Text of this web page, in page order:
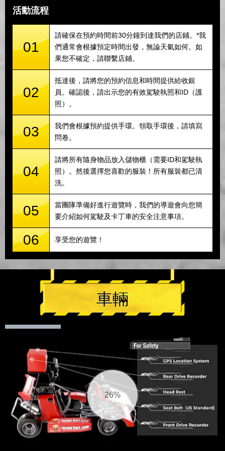
活動流程
01
請確保在預約時間前30分鐘到達我們的店鋪。*我
們通常會根據預定時間出發，無論天氣如何。如
果您不確定，請聯繫店鋪。
02
抵達後，請將您的預約信息和時間提供給收銀
員。確認後，請出示您的有效駕駛執照和ID（護
照）。
03
我們會根據預約提供手環。領取手環後，請填寫
問卷。
04
請將所有隨身物品放入儲物櫃（需要ID和駕駛執
照）。然後選擇您喜歡的服裝！所有服裝都已清
洗。
05
當團隊準備好進行遊覽時，我們的導遊會向您簡
要介紹如何駕駛及卡丁車的安全注意事項。
06 享受您的遊覽！
車輛
27%